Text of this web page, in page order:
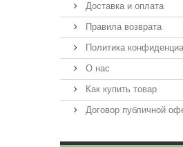
Доставка и оплата
Правила возврата
Политика
О нас
Как купить товар
Договор публичной